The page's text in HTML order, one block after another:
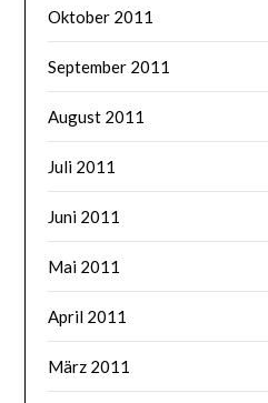
Oktober 2011
September 2011
August 2011
Juli 2011
Juni 2011
Mai 2011
April 2011
März 2011